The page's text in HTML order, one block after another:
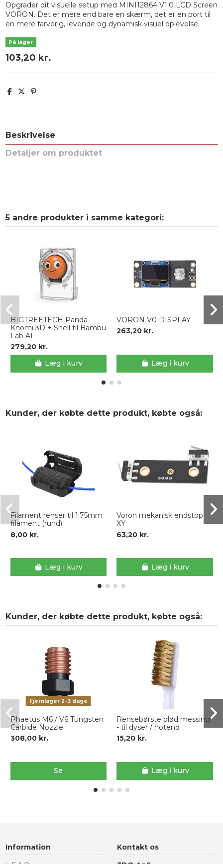
Opgrader dit visuelle setup med MINI12864 V1.0 LCD Screen
VORON. Det er mere end bare en skærm, det er en port til
en mere farverig, levende og dynamisk visuel oplevelse.
På lager
103,20 kr.
Beskrivelse
Detaljer om produktet
5 andre produkter i samme kategori:
BIGTREETECH Panda
Knomi 3D + Shell til Bambu
Lab A1
279,20 kr.
Læg i kurv
VORON V0 DISPLAY
263,20 kr.
Læg i kurv
Kunder, der købte dette produkt, købte også:
Filament renser til 1.75mm
filament (rund)
8,00 kr.
Læg i kurv
Voron mekanisk endstop
XY
63,20 kr.
Læg i kurv
Kunder, der købte dette produkt, købte også:
Fjernlager 2-3 dage
Phaetus M6 / V6 Tungsten
Carbide Nozzle
308,00 kr.
Se
Rensebørste blød messing
- til dyser / hotend
15,20 kr.
Læg i kurv
Information Kontakt os